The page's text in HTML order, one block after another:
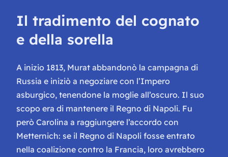
Il tradimento del cognato
e della sorella
A inizio 1813, Murat abbandonò la campagna di
Russia e iniziò a negoziare con l’Impero
asburgico, tenendone la moglie all’oscuro. Il suo
scopo era di mantenere il Regno di Napoli. Fu
però Carolina a raggiungere l’accordo con
Metternich: se il Regno di Napoli fosse entrato
nella coalizione contro la Francia, loro avrebbero